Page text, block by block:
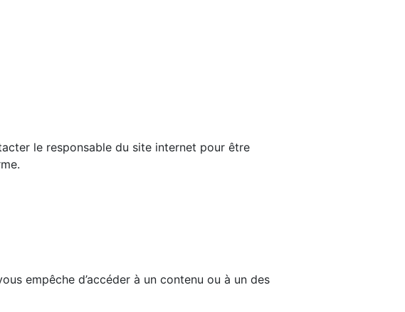
le responsable du site internet pour être
empêche d’accéder à un contenu ou à un des